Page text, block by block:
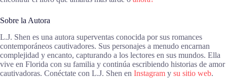
Sobre la Autora
L.J. Shen es una autora superventas conocida por sus romances
contemporáneos cautivadores. Sus personajes a menudo encarnan
complejidad y encanto, capturando a los lectores en sus mundos. Ella
vive en Florida con su familia y continúa escribiendo historias de amor
cautivadoras. Conéctate con L.J. Shen en Instagram y su sitio web.